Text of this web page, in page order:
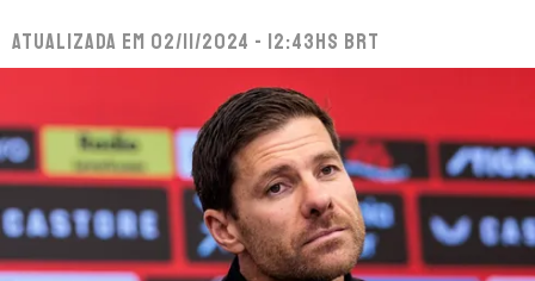
Atualizada em 02/11/2024 - 12:43hs BRT